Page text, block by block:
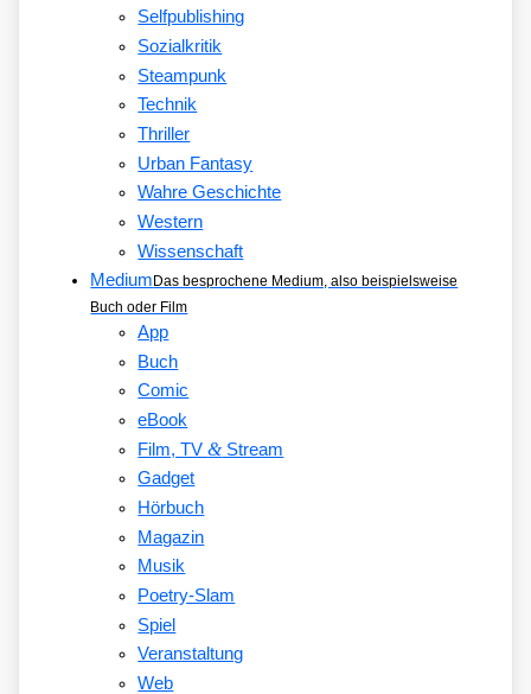
Selfpublishing
Sozialkritik
Steampunk
Technik
Thriller
Urban Fantasy
Wahre Geschichte
Western
Wissenschaft
Medium Das besprochene Medium, also beispielsweise
Buch oder Film
App
Buch
Comic
eBook
Film, TV&Stream
Gadget
Hörbuch
Magazin
Musik
Poetry-Slam
Spiel
Veranstaltung
Web